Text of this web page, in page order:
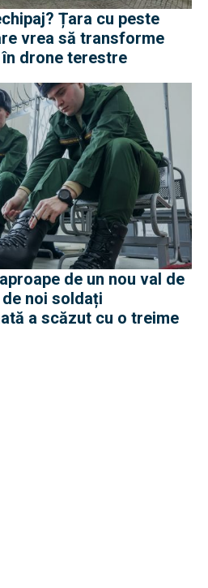
Țara cu peste
vrea să transforme
drone terestre
de un nou val de
noi soldați
a scăzut cu o treime